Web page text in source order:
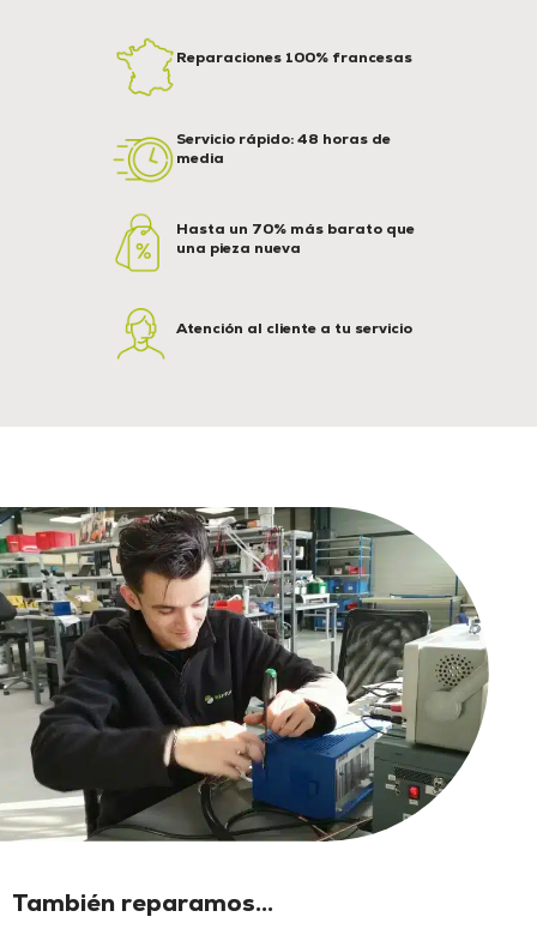
Reparaciones 100% francesas
Servicio rápido: 48 horas de
media
Hasta un 70% más barato que
una pieza nueva
Atención al cliente a tu servicio
También reparamos...